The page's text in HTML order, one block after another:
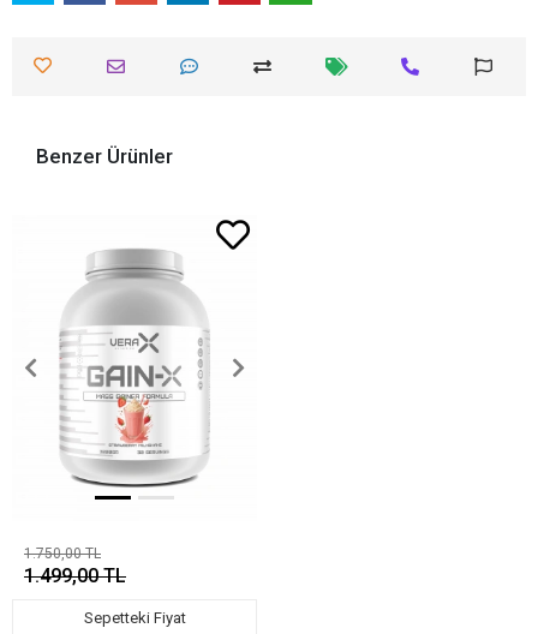
Benzer Ürünler
1.750,00 TL
1.499,00 TL
Sepetteki Fiyat